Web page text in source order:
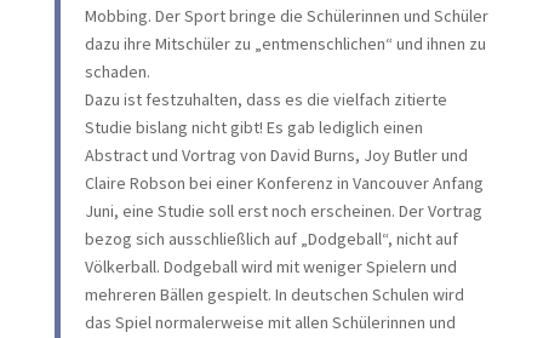
Mobbing. Der Sport bringe die Schülerinnen und Schüler
dazu ihre Mitschüler zu „entmenschlichen“ und ihnen zu
schaden.
Dazu ist festzuhalten, dass es die vielfach zitierte
Studie bislang nicht gibt! Es gab lediglich einen
Abstract und Vortrag von David Burns, Joy Butler und
Claire Robson bei einer Konferenz in Vancouver Anfang
Juni, eine Studie soll erst noch erscheinen. Der Vortrag
bezog sich ausschließlich auf „Dodgeball“, nicht auf
Völkerball. Dodgeball wird mit weniger Spielern und
mehreren Bällen gespielt. In deutschen Schulen wird
das Spiel normalerweise mit allen Schülerinnen und